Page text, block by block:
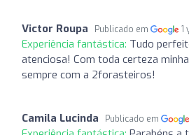
Victor Roupa Publicado em 1
Experiência fantástica: Tudo
atenciosa! Com toda certeza
sempre com a 2forasteiros!
Camila Lucinda Publicado em